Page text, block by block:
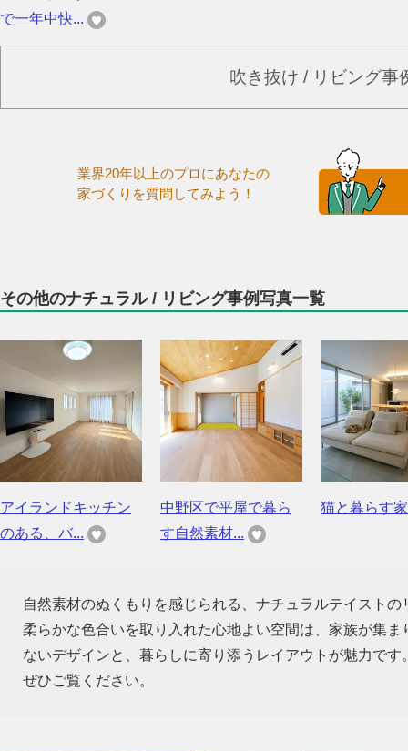
で一年中快...
吹き抜け / リビング事
業界20年以上のプロにあなたの
家づくりを質問してみよう！
その他のナチュラル / リビング事例写真一覧
アイランドキッチン
のある、バ...
中野区で平屋で暮ら
す自然素材...
猫と暮らす家
自然素材のぬくもりを感じられる、ナチュラルテイスト
柔らかな色合いを取り入れた心地よい空間は、家族が集
ないデザインと、暮らしに寄り添うレイアウトが魅力で
ぜひご覧ください。